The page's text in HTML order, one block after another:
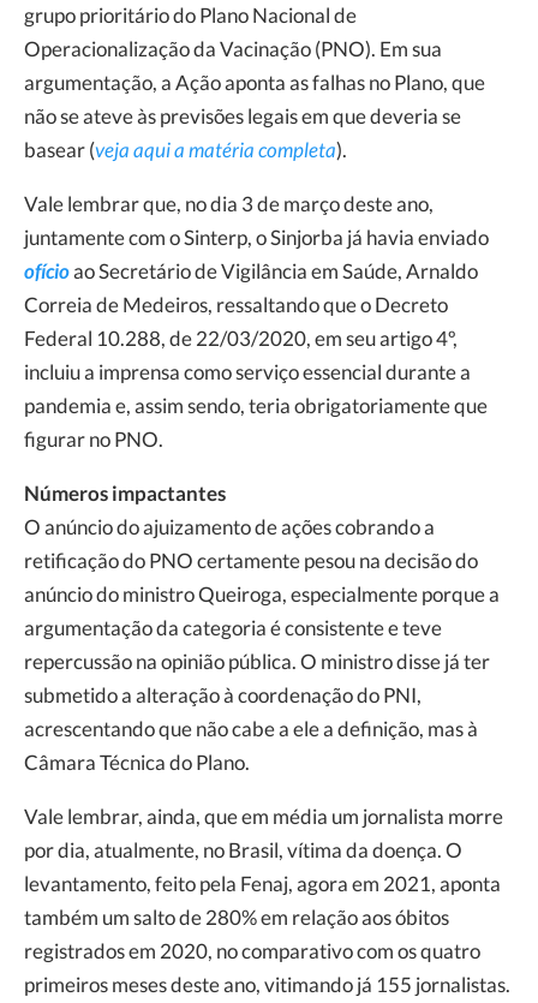
grupo prioritário do Plano Nacional de
Operacionalização da Vacinação (PNO). Em sua
argumentação, a Ação aponta as falhas no Plano, que
não se ateve às previsões legais em que deveria se
basear (veja aqui a matéria completa).
Vale lembrar que, no dia 3 de março deste ano,
juntamente com o Sinterp, o Sinjorba já havia enviado
ofícioao Secretário de Vigilância em Saúde, Arnaldo
Correia de Medeiros, ressaltando que o Decreto
Federal 10.288, de 22/03/2020, em seu artigo 4º,
incluiu a imprensa como serviço essencial durante a
pandemia e, assim sendo, teria obrigatoriamente que
figurar no PNO.
Números impactantes
O anúncio do ajuizamento de ações cobrando a
retificação do PNO certamente pesou na decisão do
anúncio do ministro Queiroga, especialmente porque a
argumentação da categoria é consistente e teve
repercussão na opinião pública. O ministro disse já ter
submetido a alteração à coordenação do PNI,
acrescentando que não cabe a ele a definição, mas à
Câmara Técnica do Plano.
Vale lembrar, ainda, que em média um jornalista morre
por dia, atualmente, no Brasil, vítima da doença. O
levantamento, feito pela Fenaj, agora em 2021, aponta
também um salto de 280% em relação aos óbitos
registrados em 2020, no comparativo com os quatro
primeiros meses deste ano, vitimando já 155 jornalistas.